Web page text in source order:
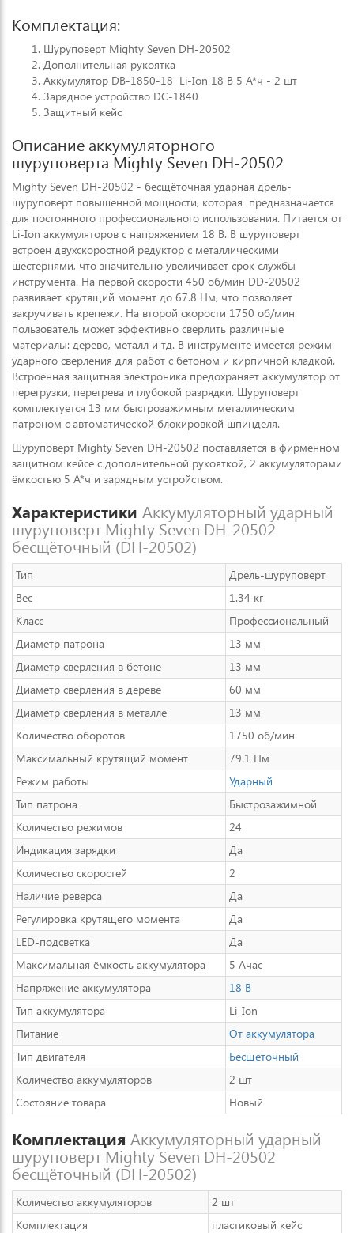
Комплектация:
Шуруповерт Mighty Seven DH-20502
Дополнительная рукоятка
Аккумулятор DB-1850-18 Li-Ion 18 В 5 А*ч - 2 шт
Зарядное устройство DC-1840
Защитный кейс
Описание аккумуляторного
шуруповерта Mighty Seven DH-20502
Mighty Seven DH-20502 - беcщёточная ударная дрель-
шуруповерт повышенной мощности, которая предназначается
для постоянного профессионального использования. Питается от
Li-Ion аккумуляторов с напряжением 18 В. В шуруповерт
встроен двухскоростной редуктор с металлическими
шестернями, что значительно увеличивает срок службы
инструмента. На первой скорости 450 об/мин DD-20502
развивает крутящий момент до 67.8 Нм, что позволяет
закручивать крепежи. На второй скорости 1750 об/мин
пользователь может эффективно сверлить различные
материалы: дерево, металл и тд. В инструменте имеется режим
ударного сверления для работ с бетоном и кирпичной кладкой.
Встроенная защитная электроника предохраняет аккумулятор от
перегрузки, перегрева и глубокой разрядки. Шуруповерт
комплектуется 13 мм быстрозажимным металлическим
патроном с автоматической блокировкой шпинделя.
Шуруповерт Mighty Seven DH-20502 поставляется в фирменном
защитном кейсе с дополнительной рукояткой, 2 аккумуляторами
ёмкостью 5 А*ч и зарядным устройством.
Характеристики Аккумуляторный ударный
шуруповерт Mighty Seven DH-20502
бесщёточный (DH-20502)
Тип
Дрель-шуруповерт
Вес
1.34 кг
Класс
Профессиональный
Диаметр патрона
13 мм
Диаметр сверления в бетоне
13 мм
Диаметр сверления в дереве
60 мм
Диаметр сверления в металле
13 мм
Количество оборотов
1750 об/мин
Максимальный крутящий момент
79.1 Нм
Режим работы
Ударный
Тип патрона
Быстрозажимной
Количество режимов
24
Индикация зарядки
Да
Количество скоростей
2
Наличие реверса
Да
Регулировка крутящего момента
Да
LED-подсветка
Да
Максимальная ёмкость аккумулятора
5 Ачас
Напряжение аккумулятора
18 В
Тип аккумулятора
Li-Ion
Питание
От аккумулятора
Тип двигателя
Бесщеточный
Количество аккумуляторов
2 шт
Состояние товара
Новый
Комплектация Аккумуляторный ударный
шуруповерт Mighty Seven DH-20502
бесщёточный (DH-20502)
Количество аккумуляторов
2 шт
Комплектация
пластиковый кейс